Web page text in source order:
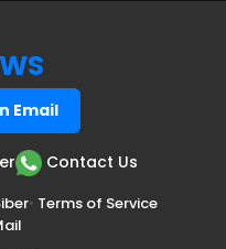
Email
Contact Us
• Terms of Service